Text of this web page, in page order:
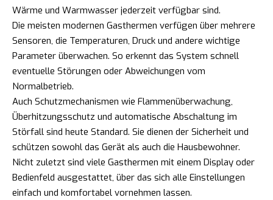
Wärme und Warmwasser jederzeit verfügbar sind.
Die meisten modernen Gasthermen verfügen über mehrere
Sensoren, die Temperaturen, Druck und andere wichtige
Parameter überwachen. So erkennt das System schnell
eventuelle Störungen oder Abweichungen vom
Normalbetrieb.
Auch Schutzmechanismen wie Flammenüberwachung,
Überhitzungsschutz und automatische Abschaltung im
Störfall sind heute Standard. Sie dienen der Sicherheit und
schützen sowohl das Gerät als auch die Hausbewohner.
Nicht zuletzt sind viele Gasthermen mit einem Display oder
Bedienfeld ausgestattet, über das sich alle Einstellungen
einfach und komfortabel vornehmen lassen.